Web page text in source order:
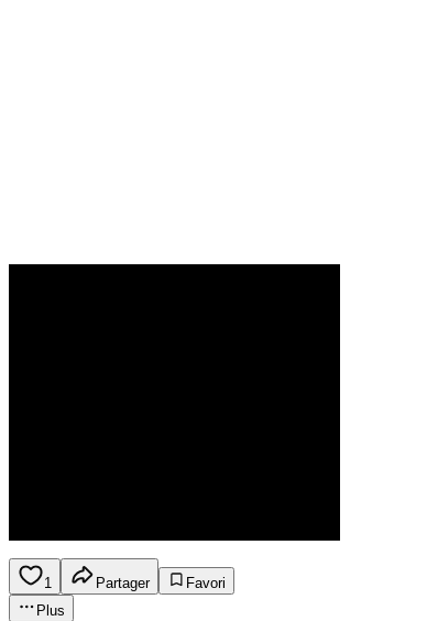
1 Partager
Favori
Plus